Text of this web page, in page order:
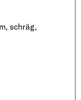
schräg,